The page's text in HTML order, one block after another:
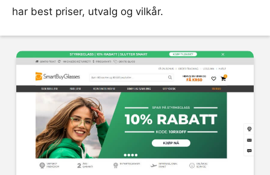
har best priser, utvalg og vilkår.